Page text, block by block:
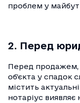
проблем у
2. Перед
Перед продажем,
об’єкта у спадок
містить
нотаріус виявляє